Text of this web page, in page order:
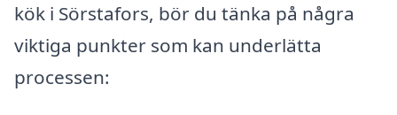
kök i Sörstafors, bör du tänka på några
viktiga punkter som kan underlätta
processen: